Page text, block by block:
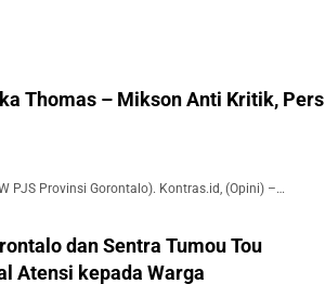
Thomas – Mikson Anti Kritik, Pers
PJS Provinsi Gorontalo). Kontras.id, (Opini) –…
dan Sentra Tumou Tou
Atensi kepada Warga